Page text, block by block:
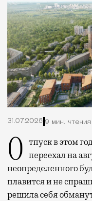
31.07.2026 9 мин. чтения
Отпуск в этом году у меня кочует: сначала переехал на
неопределенного
плавится и не
решила себя